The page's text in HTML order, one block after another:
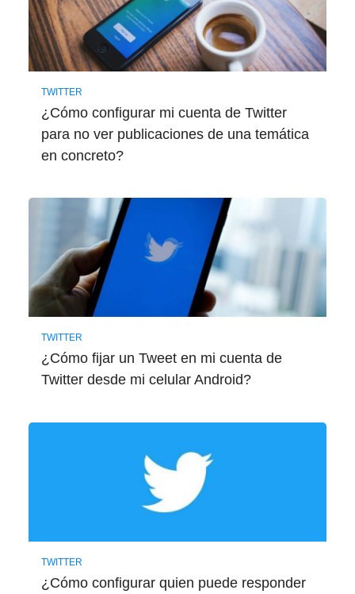
TWITTER
¿Cómo configurar mi cuenta de Twitter
para no ver publicaciones de una temática
en concreto?
TWITTER
¿Cómo fijar un Tweet en mi cuenta de
Twitter desde mi celular Android?
TWITTER
¿Cómo configurar quien puede responder